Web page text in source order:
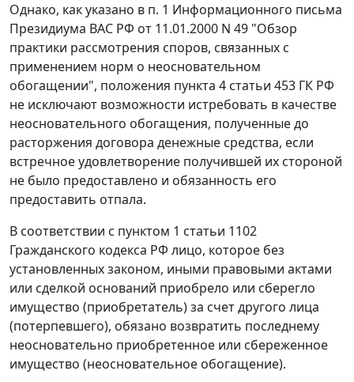
Однако, как указано в п. 1 Информационного письма
Президиума ВАС РФ от 11.01.2000 N 49 "Обзор
практики рассмотрения споров, связанных с
применением норм о неосновательном
обогащении", положения пункта 4 статьи 453 ГК РФ
не исключают возможности истребовать в качестве
неосновательного обогащения, полученные до
расторжения договора денежные средства, если
встречное удовлетворение получившей их стороной
не было предоставлено и обязанность его
предоставить отпала.
В соответствии с пунктом 1 статьи 1102
Гражданского кодекса РФ лицо, которое без
установленных законом, иными правовыми актами
или сделкой оснований приобрело или сберегло
имущество (приобретатель) за счет другого лица
(потерпевшего), обязано возвратить последнему
неосновательно приобретенное или сбереженное
имущество (неосновательное обогащение).